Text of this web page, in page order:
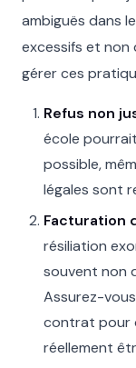
ambiguës dans
excessifs et non
gérer ces
Refus non
école
possible,
légales sont
Facturation
résiliation
souvent non
Assurez-
contrat pour
réellement